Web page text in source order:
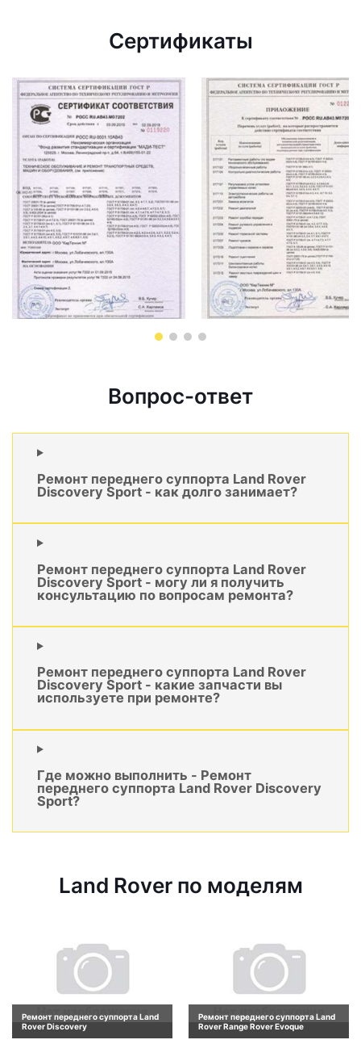
Сертификаты
Вопрос-ответ
Ремонт переднего суппорта Land Rover
Discovery Sport - как долго занимает?
Ремонт переднего суппорта Land Rover
Discovery Sport - могу ли я получить
консультацию по вопросам ремонта?
Ремонт переднего суппорта Land Rover
Discovery Sport - какие запчасти вы
используете при ремонте?
Где можно выполнить - Ремонт
переднего суппорта Land Rover Discovery
Sport?
Land Rover по моделям
Ремонт переднего суппорта Land
Rover Discovery
Ремонт переднего суппорта Land
Rover Range Rover Evoque